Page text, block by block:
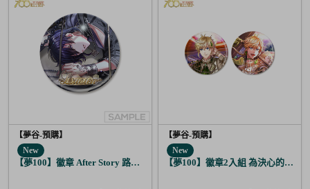
【夢谷-預購】
New
【夢100】徽章 After Story 路希安 月覺
【夢谷-預購】
New
【夢100】徽章2入組 為決心的落幕